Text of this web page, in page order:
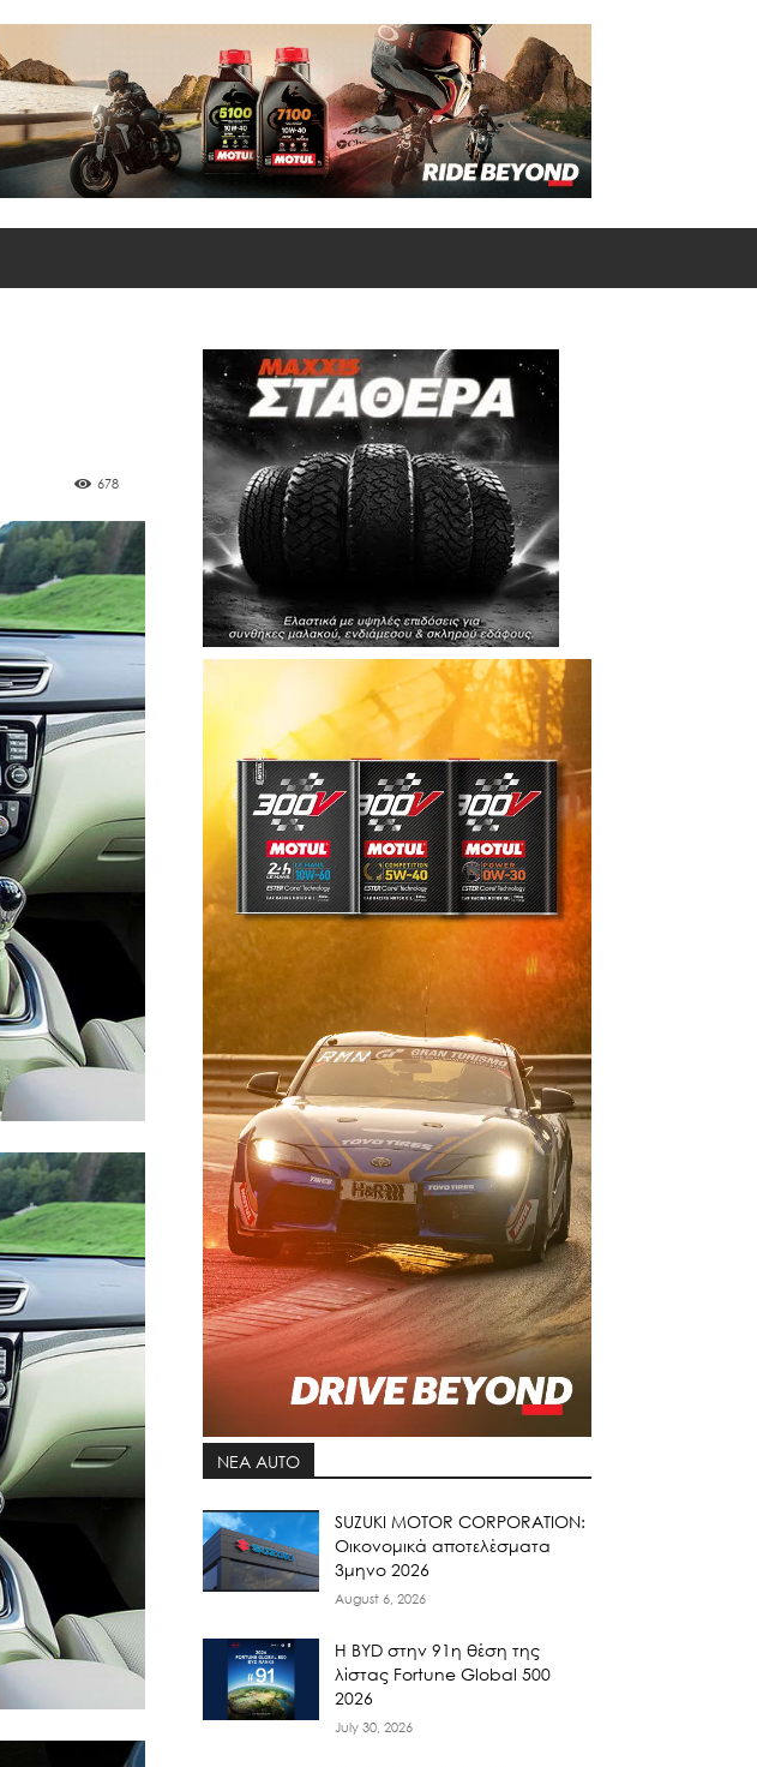
678
ΝΕΑ AUTO
SUZUKI MOTOR CORPORATION:
Οικονομικά αποτελέσματα
3μηνο 2026
August 6, 2026
Η BYD στην 91η θέση της
λίστας Fortune Global 500
2026
July 30, 2026